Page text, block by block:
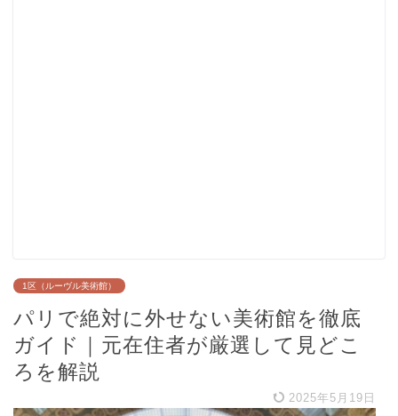
1区（ルーヴル美術館）
パリで絶対に外せない美術館を徹底
ガイド｜元在住者が厳選して見どこ
ろを解説
2025年5月19日